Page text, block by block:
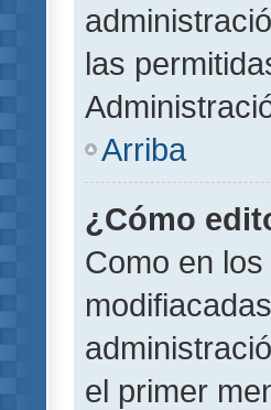
las
Arriba
¿Cómo
Como en
el primer